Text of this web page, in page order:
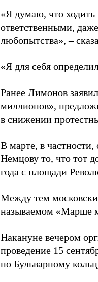
«Я думаю, что ходить
ответственными,
любопытства», –
«Я для себя
Ранее Лимонов
миллионов»,
в снижении
В марте, в
Немцову то, что тот
года с площади
Между тем
называемом «Марше
Накануне вечером
проведение 15
по Бульварному